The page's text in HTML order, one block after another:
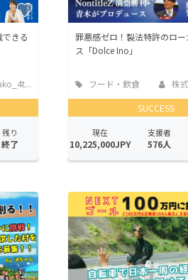
きる
残り
終了
罪悪感ゼロ！製法特許のロー
ス「Dolce Ino」
フード・飲食
店
株
SUCCESS
現在
10,225,000JPY
支援者
576人